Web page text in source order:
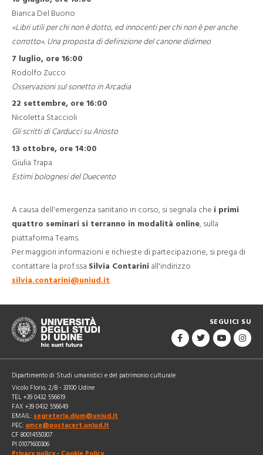
Bianca Del Buono
«Libri utili per chi non è dotto, ed innocenti per chi non è per anche
corrotto». Una proposta di definizione del canone didimeo
7 luglio, ore 16:00
Rodolfo Zucco
Osservazioni sul sonetto in Arcadia
22 settembre, ore 16:00
Nicoletta Staccioli
Gli scritti di Carducci su Ariosto
13 ottobre, ore 14:00
Giulia Trapa
Estimi bolognesi del Duecento
A causa dell'emergenza sanitario in corso, si segnala che i primi
quattro seminari si terranno in modalità online, sulla
piattaforma Teams.
Per maggiori informazioni e richieste di partecipazione, si prega di
contattare la prof.ssa Silvia Contarini all'indirizzo
silvia.contarini@uniud.it.
SEGUICI SU
Dipartimento di Studi umanistici e del patrimonio culturale
Vicolo Florio, 2/B - 33100 Udine
TEL +39 0432 556619
FAX +39 0432 556649
EMAIL: segreteria.dium@uniud.it
PEC: amce@postacert.uniud.it
CF 80014550307
PI 01071600306